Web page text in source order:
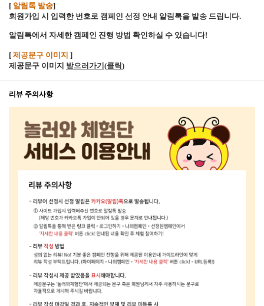
[ 알림톡 발송]
회원가입 시 입력한 번호로 캠페인 선정 안내 알림톡을 발송 드립니다.
알림톡에서 자세한 캠페인 진행 방법 확인하실 수 있습니다!
[ 제공문구 이미지 ]
제공문구 이미지 받으러가기(클릭 )
리뷰 주의사항